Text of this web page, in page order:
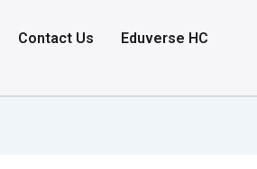
Contact Us Eduverse HC